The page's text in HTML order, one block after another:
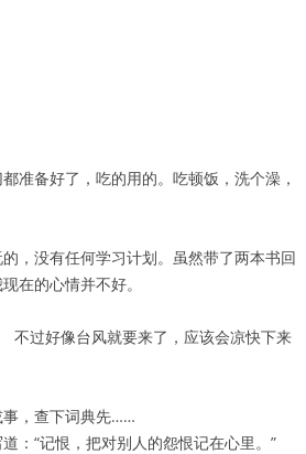
准备好了，吃的用的。吃顿饭，洗个澡，
，没有任何学习计划。虽然带了两本书回
在的心情并不好。
不过好像台风就要来了，应该会凉快下来
事，查下词典先……
：“记恨，把对别人的怨恨记在心里。”